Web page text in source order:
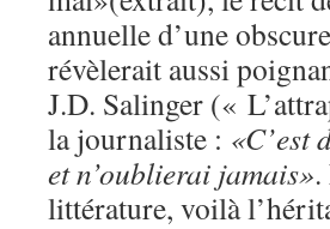
annuelle d’une
révèlerait aussi
J.D. Salinger («
la journaliste : «C’est
et n’oublierai jamais»
littérature, voilà